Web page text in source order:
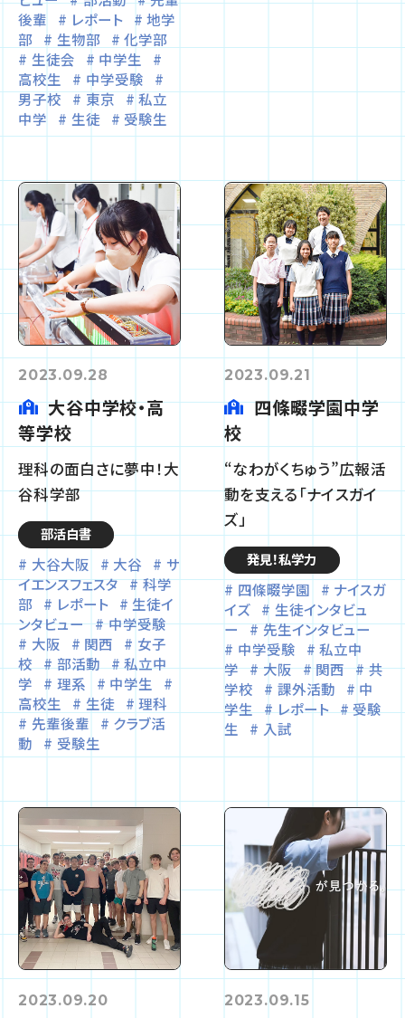
後輩
レポート
地学
部
生物部
化学部
生徒会
中学生
高校生
中学受験
男子校
東京
私立
中学
生徒 受験生
2023.09.28
大谷中学校・高
等学校
理科の面白さに夢中！大
谷科学部
部活白書
大谷大阪 大谷
サ
イエンスフェスタ
科学
部
レポート
生徒イ
ンタビュー
中学受験
大阪
関西
女子
校
部活動
私立中
学
理系
中学生
高校生
生徒
理科
先輩後輩
クラブ活
動
受験生
2023.09.21
四條畷学園中学
校
“なわがくちゅう”広報活
動を支える「ナイスガイ
ズ」
発見！私学力
四條畷学園
ナイスガ
イズ
生徒インタビュ
ー
先生インタビュー
中学受験
私立中
学
大阪 関西
共
学校
課外活動
中
学生
レポート
受験
生
入試
2023.09.20 2023.09.15